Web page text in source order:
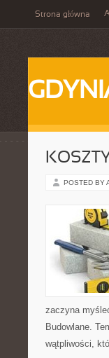
Strona główna
POSTED BY
zaczyna
Budowlane.
wątpliwości,